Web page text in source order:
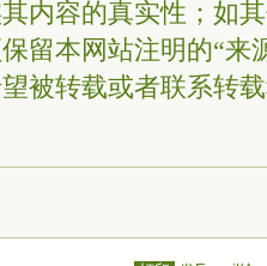
内容的真实性；如
留本网站注明的“来
被转载或者联系转